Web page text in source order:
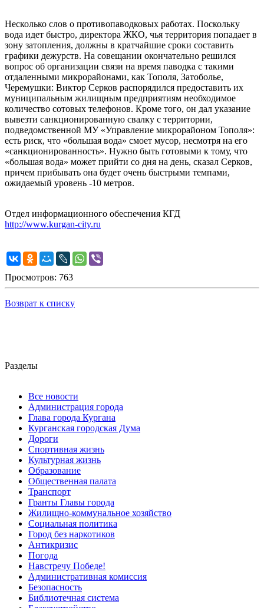
Несколько слов о противопаводковых работах. Поскольку
вода идет быстро, директора ЖКО, чья территория попадает в
зону затопления, должны в кратчайшие сроки составить
графики дежурств. На совещании окончательно решился
вопрос об организации связи на время паводка с такими
отдаленными микрорайонами, как Тополя, Затоболье,
Черемушки: Виктор Серков распорядился предоставить их
муниципальным жилищным предприятиям необходимое
количество сотовых телефонов. Кроме того, он дал указание
вывезти санкционированную свалку с территории,
подведомственной МУ «Управление микрорайоном Тополя»:
есть риск, что «большая вода» смоет мусор, несмотря на его
«санкционированность». Нужно быть готовыми к тому, что
«большая вода» может прийти со дня на день, сказал Серков,
причем прибывать она будет очень быстрыми темпами,
ожидаемый уровень -10 метров.
Отдел информационного обеспечения КГД
http://www.kurgan-city.ru
Просмотров: 763
Возврат к списку
Разделы
Все новости
Администрация города
Глава города Кургана
Курганская городская Дума
Дороги
Спортивная жизнь
Культурная жизнь
Образование
Общественная палата
Транспорт
Гранты Главы города
Жилищно-коммунальное хозяйство
Социальная политика
Город без наркотиков
Антикризис
Погода
Навстречу Победе!
Административная комиссия
Безопасность
Библиотечная система